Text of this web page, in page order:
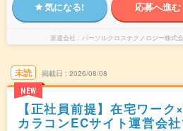
気になる! 応募へ進む
派遣会社 パーソルクロステクノロジー株式
未読
NEW
掲載日 2026/08/08
【正社員前提】在宅ワー
カラコンECサイト運営会